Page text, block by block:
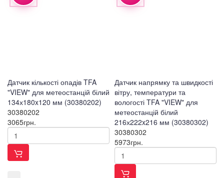
Датчик кількості опадів TFA
"VIEW" для метеостанцій білий
134х180x120 мм (30380202)
30380202
3065грн.
Датчик напрямку та швидкості
вітру, температури та
вологості TFA "VIEW" для
метеостанцій білий
216х222x216 мм (30380302)
30380302
5973грн.